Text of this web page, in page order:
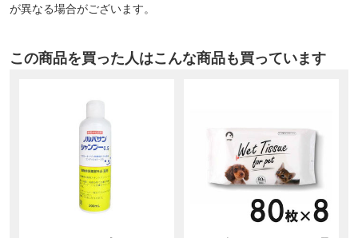
が異なる場合がございます。
この商品を買った人はこんな商品も買っています